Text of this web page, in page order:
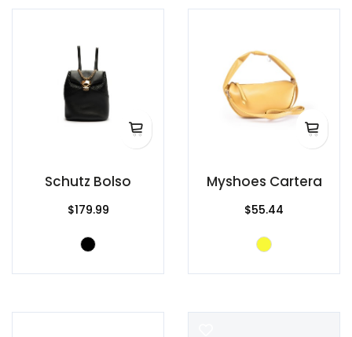
Schutz Bolso
$179.99
Myshoes Cartera
$55.44